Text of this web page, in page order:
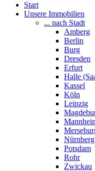
Start
Unsere Immobilien
... nach Stadt
Amberg
Berlin
Burg
Dresden
Erfurt
Halle
Kassel
Köln
Leipzig
Nürnberg
Potsdam
Rohr
Zwickau